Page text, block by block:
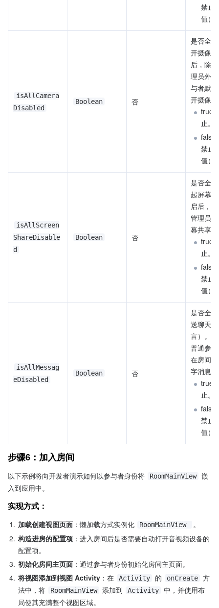
禁止
值）
isAllCamera
Disabled
Boolean 否
是否全
开摄像
后，除
理员外
与者默
开摄像
true
止。
false
禁止
值）
isAllScreen
ShareDisable
d
Boolean 否
是否全
起屏幕
启后，
管理员
幕共享。
true
止。
false
禁止
值）
isAllMessag
eDisabled
Boolean 否
是否全
送聊天
言）。
普通参
在房间
字消息。
true
止。
false
禁止
值）
步骤6：加入房间
以下示例将向开发者演示如何以参与者身份将 RoomMainView
嵌
入到应用中。
实现方式：
1. 加载创建视图页面 ：懒加载方式实例化 RoomMainView
。
2. 构造进房的配置项 ：进入房间后是否需要自动打开音视频设备的
配置项。
3. 初始化房间主页面 ：通过参与者身份初始化房间主页面。
4. 将视图添加到视图 Activity ：在 Activity 的 onCreate
方
法中，将
RoomMainView 添加到 Activity
中，并使用布
局使其充满整个视图区域。